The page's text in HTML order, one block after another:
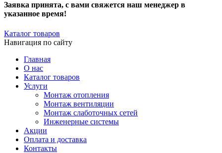
Заявка принята, с вами свяжется наш менеджер в
указанное время!
Каталог товаров
Навигация по сайту
Главная
О нас
Каталог товаров
Услуги
Монтаж отопления
Монтаж вентиляции
Монтаж слаботочных сетей
Инженерные системы
Акции
Оплата и доставка
Контакты